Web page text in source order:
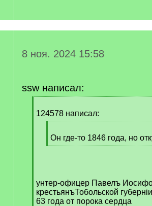
8 ноя. 2024 15:58
ssw написал:
q
124578 написал:
q
]
Он где-то 1846 года, но
[
унтер-офицер Павелъ
крестьянъТобольской
63 года от порока сердца